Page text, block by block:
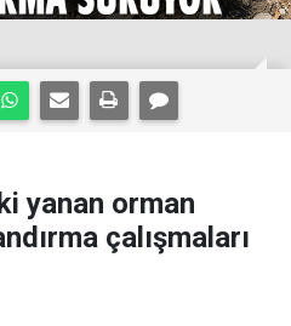
yanan orman
çalışmaları